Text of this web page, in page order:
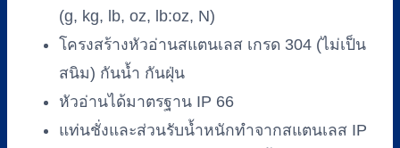
(g, kg, lb, oz, lb:oz, N)
โครงสร้างหัวอ่านสแตนเลส เกรด 304 (ไม่เป็น
สนิม) กันน้ำ กันฝุ่น
หัวอ่านได้มาตรฐาน IP 66
แท่นชั่งและส่วนรับน้ำหนักทำจากสแตนเลส IP